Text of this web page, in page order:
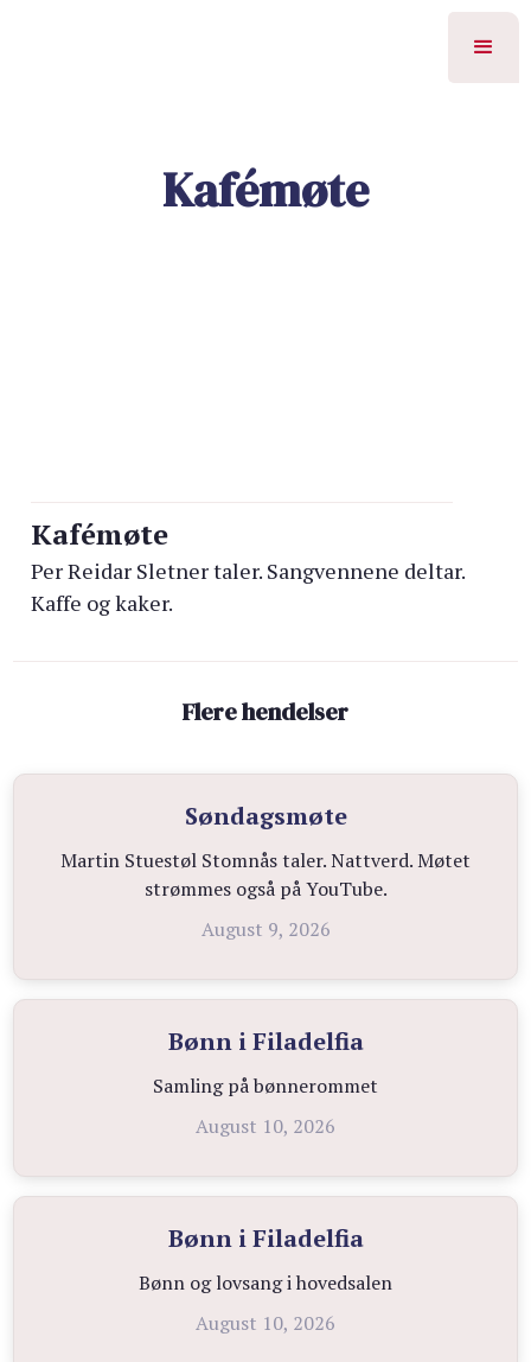
Kafémøte
Kafémøte
Per Reidar Sletner taler. Sangvennene deltar.
Kaffe og kaker.
Flere hendelser
Søndagsmøte
Martin Stuestøl Stomnås taler. Nattverd. Møtet
strømmes også på YouTube.
August 9, 2026
Bønn i Filadelfia
Samling på bønnerommet
August 10, 2026
Bønn i Filadelfia
Bønn og lovsang i hovedsalen
August 10, 2026